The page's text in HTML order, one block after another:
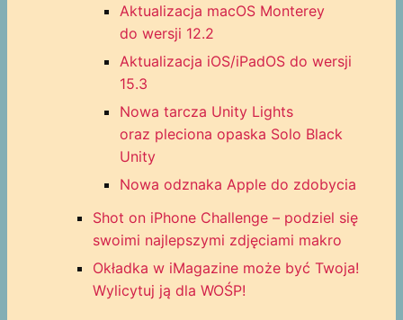
Aktualizacja macOS Monterey
do wersji 12.2
Aktualizacja iOS/iPadOS do wersji
15.3
Nowa tarcza Unity Lights
oraz pleciona opaska Solo Black
Unity
Nowa odznaka Apple do zdobycia
Shot on iPhone Challenge – podziel się
swoimi najlepszymi zdjęciami makro
Okładka w iMagazine może być Twoja!
Wylicytuj ją dla WOŚP!